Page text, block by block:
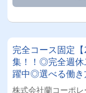
完全コース固定
集！！◎完全週
躍中◎選べる働
立も可能◎AT（オ
株式会社蘭コーポ